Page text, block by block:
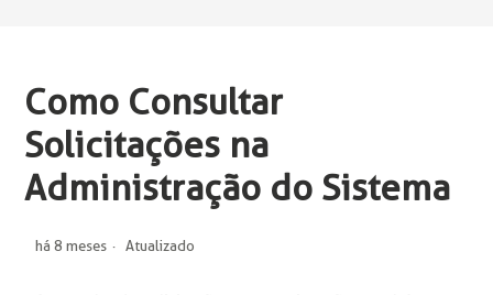
Como Consultar
Solicitações na
Administração do Sistema
há 8 meses Atualizado